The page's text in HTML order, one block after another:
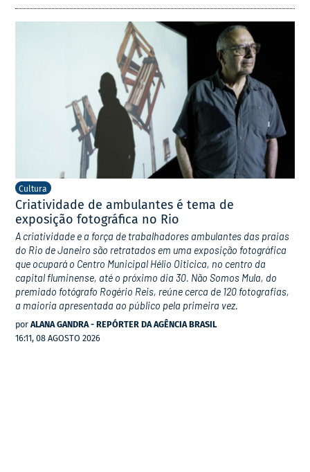
Cultura
Criatividade de ambulantes é tema de
exposição fotográfica no Rio
A criatividade e a força de trabalhadores ambulantes das praias
do Rio de Janeiro são retratados em uma exposição fotográfica
que ocupará o Centro Municipal Hélio Oiticica, no centro da
capital fluminense, até o próximo dia 30. Não Somos Mula, do
premiado fotógrafo Rogério Reis, reúne cerca de 120 fotografias,
a maioria apresentada ao público pela primeira vez.
por ALANA GANDRA - REPÓRTER DA AGÊNCIA BRASIL
16:11, 08 AGOSTO 2026